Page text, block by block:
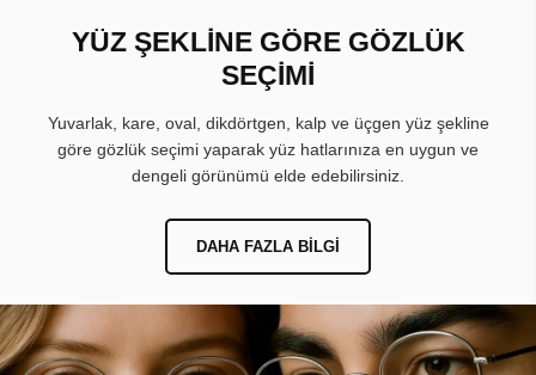
YÜZ ŞEKLİNE GÖRE GÖZLÜK
SEÇİMİ
Yuvarlak, kare, oval, dikdörtgen, kalp ve üçgen yüz şekline
göre gözlük seçimi yaparak yüz hatlarınıza en uygun ve
dengeli görünümü elde edebilirsiniz.
DAHA FAZLA BILGI